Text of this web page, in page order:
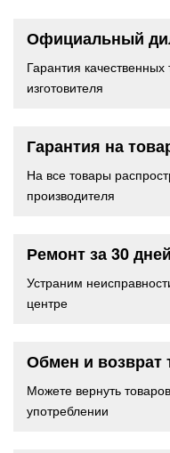
Официальный
Гарантия
изготовителя
Гарантия на
На все товары
производителя
Ремонт за 30 дней
Устраним
центре
Обмен и возврат
Можете вернуть
употреблении